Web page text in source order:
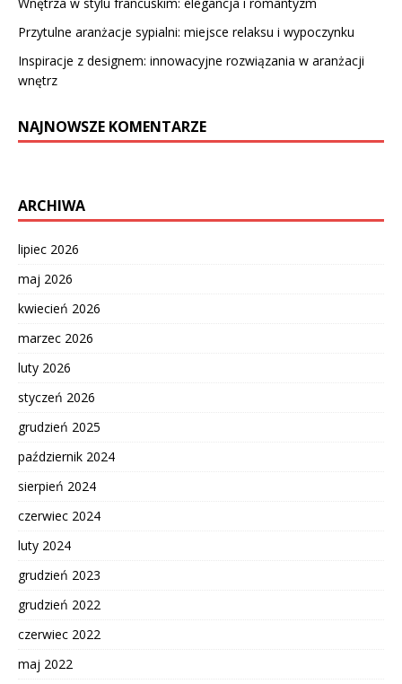
Wnętrza w stylu francuskim: elegancja i romantyzm
Przytulne aranżacje sypialni: miejsce relaksu i wypoczynku
Inspiracje z designem: innowacyjne rozwiązania w aranżacji
wnętrz
NAJNOWSZE KOMENTARZE
ARCHIWA
lipiec 2026
maj 2026
kwiecień 2026
marzec 2026
luty 2026
styczeń 2026
grudzień 2025
październik 2024
sierpień 2024
czerwiec 2024
luty 2024
grudzień 2023
grudzień 2022
czerwiec 2022
maj 2022